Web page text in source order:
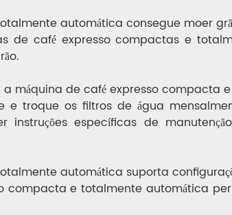
automática consegue moer
de café expresso compactas e
a máquina de café expresso compacta
e troque os filtros de água
instruções específicas de
automática suporta
compacta e totalmente automática